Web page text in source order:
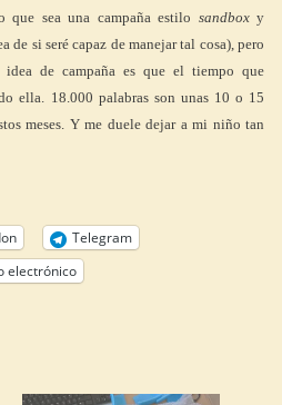
sea una campaña estilo sandboxy
si seré capaz de manejar tal cosa), pero
de campaña es que el tiempo que
ella. 18.000 palabras son unas 10 o 15
meses. Y me duele dejar a mi niño tan
Telegram
electrónico